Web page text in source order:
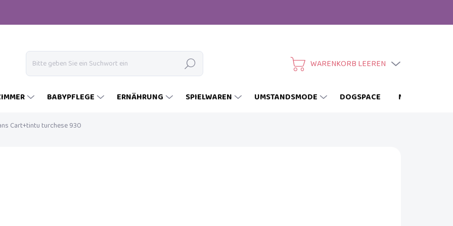
Suchen WARENKORB
WARENKORB LEEREN
BABYPFLEGE ERNÄHRUNG SPIELWAREN UMSTANDSMODE DOGSPACE MARKEN
Cart+tintu turchese 930